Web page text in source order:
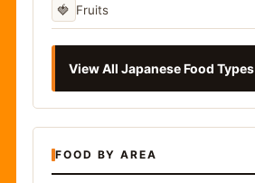
🍓 Fruits
View All Japanese Food Types
FOOD BY AREA